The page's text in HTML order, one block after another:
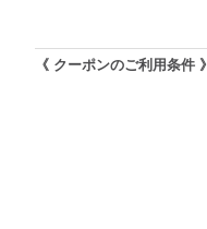
《 クーポンのご利用条件 》